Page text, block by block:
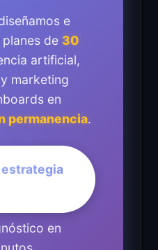
e
de 30
artificial,
marketing
en
permanencia.
en